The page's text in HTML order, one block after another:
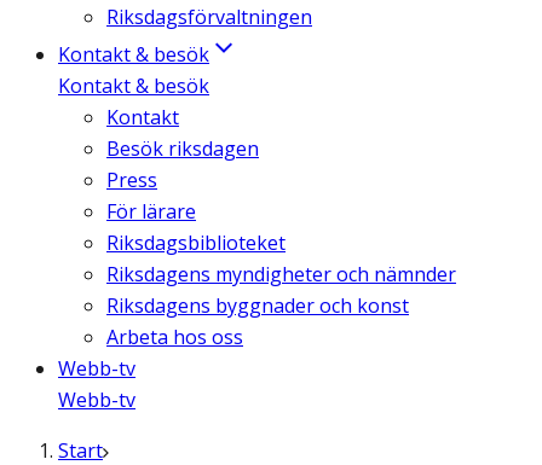
Riksdagsförvaltningen
Kontakt & besök
Kontakt & besök
Kontakt
Besök riksdagen
Press
För lärare
Riksdagsbiblioteket
Riksdagens myndigheter och nämnder
Riksdagens byggnader och konst
Arbeta hos oss
Webb-tv
Webb-tv
Start